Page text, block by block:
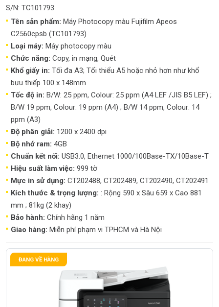
S/N: TC101793
Tên sản phẩm: Máy Photocopy màu Fujifilm Apeos
C2560cpsb (TC101793)
Loại máy: Máy photocopy màu
Chức năng: Copy, in mạng, Quét
Khổ giấy in: Tối đa A3; Tối thiểu A5 hoặc nhỏ hơn như khổ
bưu thiếp 100 x 148mm
Tốc độ in: B/W: 25 ppm, Colour: 25 ppm (A4 LEF /JIS B5 LEF) ;
B/W 19 ppm, Colour: 19 ppm (A4) ; B/W 14 ppm, Colour: 14
ppm (A3)
Độ phân giải: 1200 x 2400 dpi
Bộ nhớ ram: 4GB
Chuẩn kết nối: USB3.0, Ethernet 1000/100Base-TX/10Base-T
Hiệu suất làm việc: 999 tờ
Mực in sử dụng: CT202488, CT202489, CT202490, CT202491
Kích thước & trọng lượng: : Rộng 590 x Sâu 659 x Cao 881
mm ; 81kg (2 khay)
Bảo hành: Chính hãng 1 năm
Giao hàng: Miễn phí phạm vi TPHCM và Hà Nội
ĐANG VỀ HÀNG